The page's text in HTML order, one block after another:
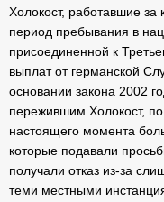
Холокост, работавшие
период пребывания в
присоединенной к
выплат от германской
основании закона 2002
пережившим Холокост,
настоящего момента
которые подавали
получали отказ из-за
теми местными